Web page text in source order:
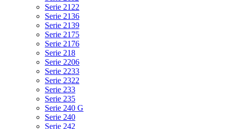
Serie 2122
Serie 2136
Serie 2139
Serie 2175
Serie 2176
Serie 218
Serie 2206
Serie 2233
Serie 2322
Serie 233
Serie 235
Serie 240 G
Serie 240
Serie 242